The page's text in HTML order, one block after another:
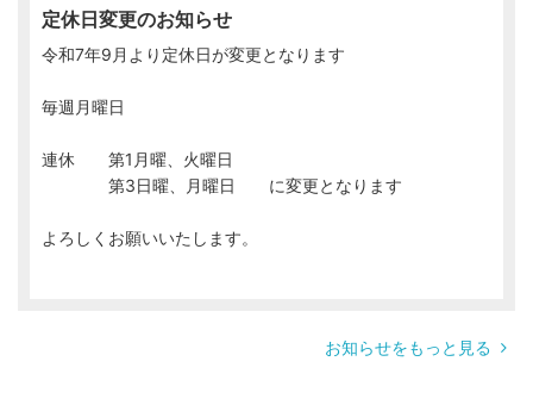
定休日変更のお知らせ
令和7年9月より定休日が変更となります
毎週月曜日
連休 第1月曜、火曜日
第3日曜、月曜日 に変更となります
よろしくお願いいたします。
お知らせをもっと見る